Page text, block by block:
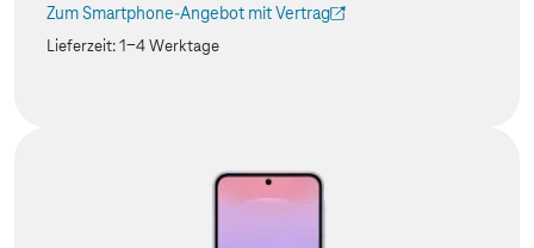
Zum Smartphone-Angebot mit Vertrag
(Der Link wird in einem neuen Tab geöffnet)
Lieferzeit:1-4 Werktage